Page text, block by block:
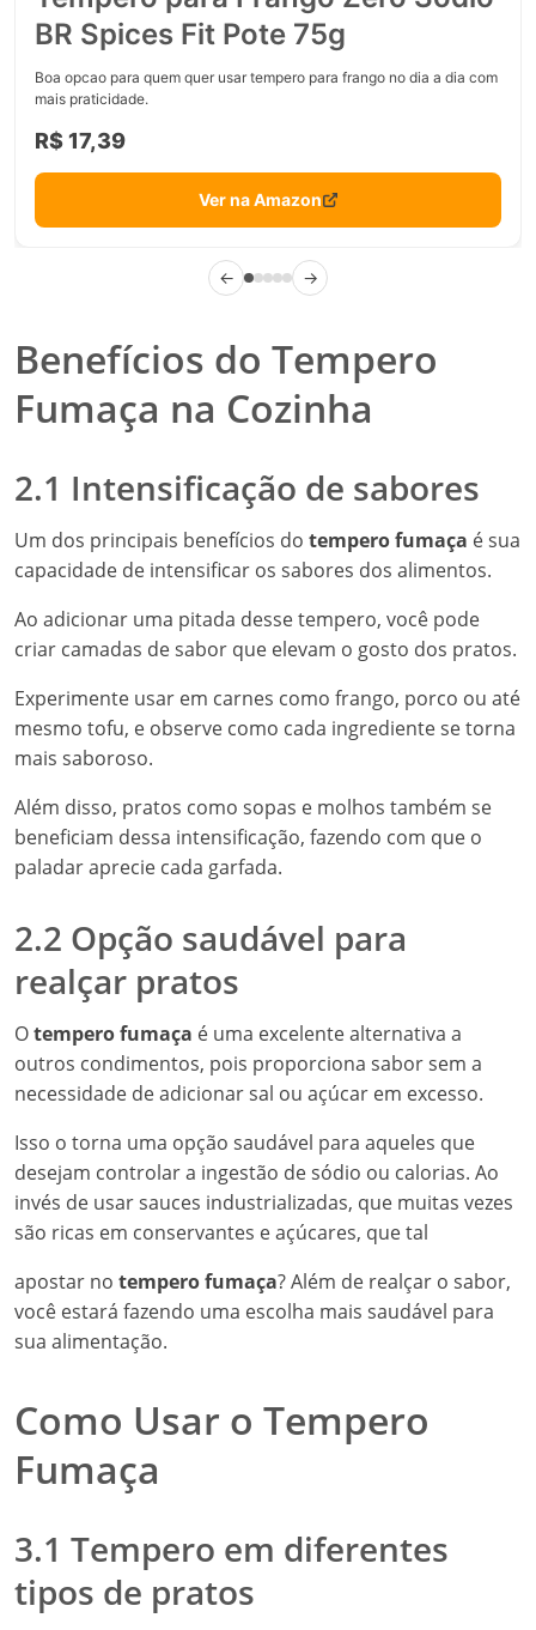
BR Spices Fit Pote 75g
Boa opcao para quem quer usar tempero para frango no dia a dia com
mais praticidade.
R$ 17,39
Ver na Amazon
← →
Benefícios do Tempero
Fumaça na Cozinha
2.1 Intensificação de sabores
Um dos principais benefícios do tempero fumaça é sua
capacidade de intensificar os sabores dos alimentos.
Ao adicionar uma pitada desse tempero, você pode
criar camadas de sabor que elevam o gosto dos pratos.
Experimente usar em carnes como frango, porco ou até
mesmo tofu, e observe como cada ingrediente se torna
mais saboroso.
Além disso, pratos como sopas e molhos também se
beneficiam dessa intensificação, fazendo com que o
paladar aprecie cada garfada.
2.2 Opção saudável para
realçar pratos
Otempero fumaça é uma excelente alternativa a
outros condimentos, pois proporciona sabor sem a
necessidade de adicionar sal ou açúcar em excesso.
Isso o torna uma opção saudável para aqueles que
desejam controlar a ingestão de sódio ou calorias. Ao
invés de usar sauces industrializadas, que muitas vezes
são ricas em conservantes e açúcares, que tal
apostar no tempero fumaça? Além de realçar o sabor,
você estará fazendo uma escolha mais saudável para
sua alimentação.
Como Usar o Tempero
Fumaça
3.1 Tempero em diferentes
tipos de pratos